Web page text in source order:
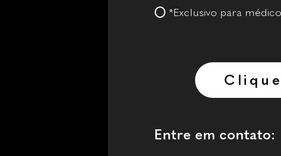
⭕ *Exclusivo para
Entre em contato: